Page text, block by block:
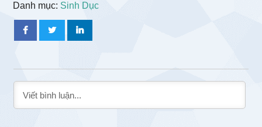
Danh mục: Sinh Dục